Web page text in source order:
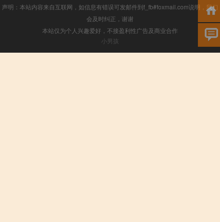
声明：本站内容来自互联网，如信息有错误可发邮件到f_fb#foxmail.com说明，我们
会及时纠正，谢谢
本站仅为个人兴趣爱好，不接盈利性广告及商业合作
小男孩